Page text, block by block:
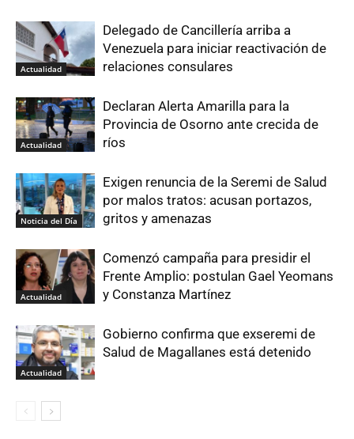
Actualidad
Delegado de Cancillería arriba a
Venezuela para iniciar reactivación de
relaciones consulares
Actualidad
Declaran Alerta Amarilla para la
Provincia de Osorno ante crecida de
ríos
Noticia del Día
Exigen renuncia de la Seremi de Salud
por malos tratos: acusan portazos,
gritos y amenazas
Actualidad
Comenzó campaña para presidir el
Frente Amplio: postulan Gael Yeomans
y Constanza Martínez
Actualidad
Gobierno confirma que exseremi de
Salud de Magallanes está detenido